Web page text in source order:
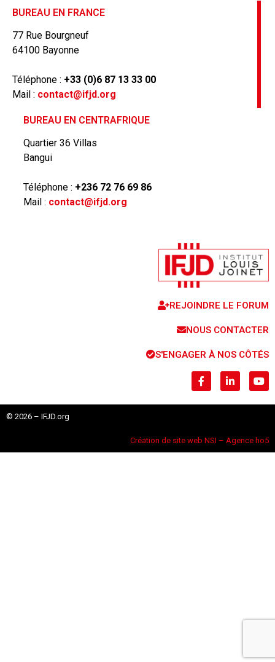
BUREAU EN FRANCE
77 Rue Bourgneuf
64100 Bayonne
Téléphone : +33 (0)6 87 13 33 00
Mail : contact@ifjd.org
BUREAU EN CENTRAFRIQUE
Quartier 36 Villas
Bangui
Téléphone : +236 72 76 69 86
Mail : contact@ifjd.org
REJOINDRE LE FORUM
NOUS CONTACTER
S'ENGAGER À NOS CÔTÉS
© 2026 – IFJD.org
Création de site web NSI – Agence ho5